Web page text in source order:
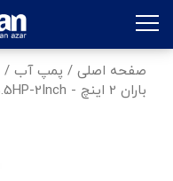
صفحه اصلی / پمپ آب /
باران 2 اینچ - 5.5HP-2Inch